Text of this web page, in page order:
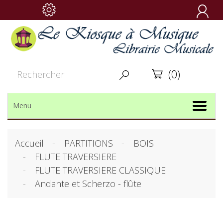

  (0)
Menu
Accueil PARTITIONS
BOIS
FLUTE TRAVERSIERE
FLUTE TRAVERSIERE CLASSIQUE
Andante et Scherzo - flûte